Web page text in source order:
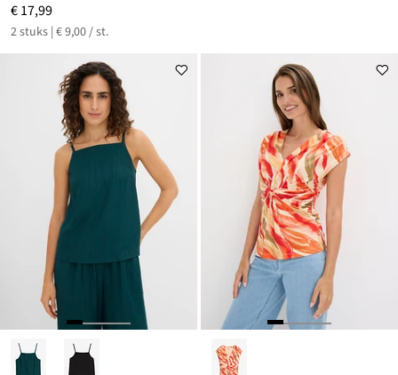
€ 17,99
2 stuks | € 9,00 / st.